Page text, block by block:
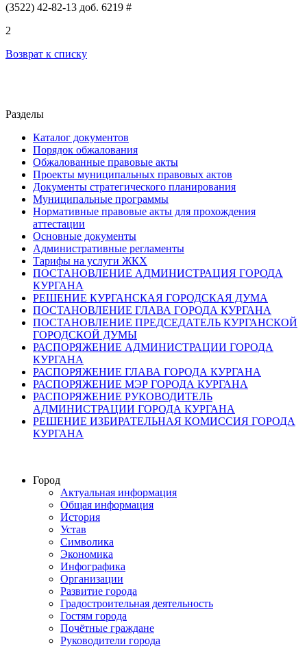
(3522) 42-82-13 доб. 6219 #
2
Возврат к списку
Разделы
Каталог документов
Порядок обжалования
Обжалованные правовые акты
Проекты муниципальных правовых актов
Документы стратегического планирования
Муниципальные программы
Нормативные правовые акты для прохождения
аттестации
Основные документы
Административные регламенты
Тарифы на услуги ЖКХ
ПОСТАНОВЛЕНИЕ АДМИНИСТРАЦИЯ ГОРОДА
КУРГАНА
РЕШЕНИЕ КУРГАНСКАЯ ГОРОДСКАЯ ДУМА
ПОСТАНОВЛЕНИЕ ГЛАВА ГОРОДА КУРГАНА
ПОСТАНОВЛЕНИЕ ПРЕДСЕДАТЕЛЬ КУРГАНСКОЙ
ГОРОДСКОЙ ДУМЫ
РАСПОРЯЖЕНИЕ АДМИНИСТРАЦИИ ГОРОДА
КУРГАНА
РАСПОРЯЖЕНИЕ ГЛАВА ГОРОДА КУРГАНА
РАСПОРЯЖЕНИЕ МЭР ГОРОДА КУРГАНА
РАСПОРЯЖЕНИЕ РУКОВОДИТЕЛЬ
АДМИНИСТРАЦИИ ГОРОДА КУРГАНА
РЕШЕНИЕ ИЗБИРАТЕЛЬНАЯ КОМИССИЯ ГОРОДА
КУРГАНА
Город
Актуальная информация
Общая информация
История
Устав
Символика
Экономика
Инфографика
Организации
Развитие города
Градостроительная деятельность
Гостям города
Почётные граждане
Руководители города